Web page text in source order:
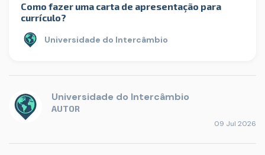
Como fazer uma carta de apresentação para
currículo?
Universidade do Intercâmbio
Universidade do Intercâmbio
AUTOR
09 Jul 2026